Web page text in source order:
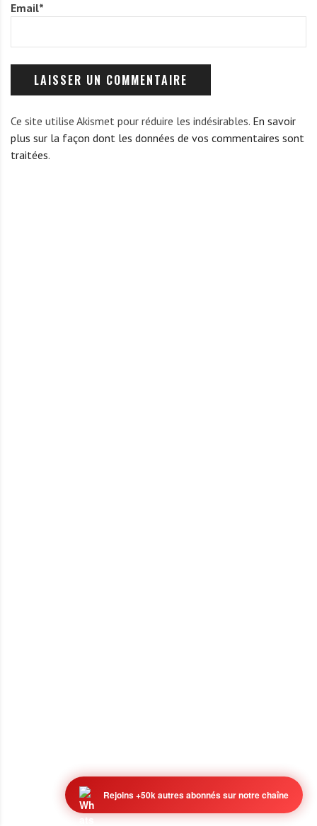
Email*
Ce site utilise Akismet pour réduire les indésirables. En savoir
plus sur la façon dont les données de vos commentaires sont
traitées.
Rejoins +50k autres abonnés sur notre chaîne